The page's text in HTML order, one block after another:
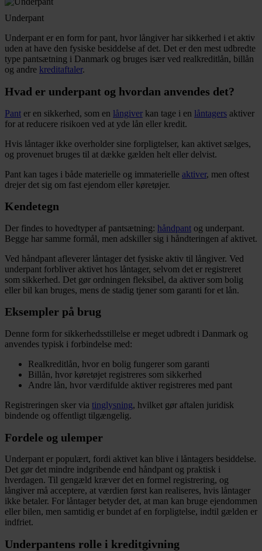
Underpant
Underpant er en form for pant, hvor långiver har sikkerhed i et aktiv
uden at have den fysiske besiddelse af det. Det er den mest udbredte
type pantsætning i Danmark og bruges især ved realkreditlån, billån
og andre kreditaftaler.
Hvad er underpant og hvordan anvendes det?
Pant er en sikkerhed, som en långiver kan tage i en låntagers aktiver
for at reducere risikoen ved at yde lån eller kredit.
Hvis låntager ikke overholder sine forpligtelser, kan aktivet sælges,
og provenuet bruges til at dække gælden helt eller delvist.
Pant kan tages i både materielle og immaterielle aktiver, men oftest
drejer det sig om fast ejendom eller køretøjer.
Kendetegn
Der findes to hovedtyper af pantsætning: håndpant og underpant.
Begge har samme formål, men adskiller sig i håndteringen af aktivet.
Ved håndpant afleverer låntager det fysiske aktiv til långiver. Ved
underpant forbliver aktivet hos låntager, selvom det er registreret
som sikkerhed. Det gør ordningen fleksibel, da aktiver som bolig
eller bil kan bruges, mens de stadig tjener som garanti for et lån.
Eksempler på brug
Denne form for sikkerhedsstillelse er meget udbredt i Danmark og
anvendes typisk i forbindelse med:
Realkreditlån, hvor en bolig fungerer som garanti
Billån, hvor køretøjet registreres som sikkerhed
Andre lån, hvor værdifulde aktiver registreres med pant
Registreringen sker via tinglysning, hvilket gør aftalen juridisk
bindende og offentligt tilgængelig.
Fordele og ulemper
Underpant er populært, fordi aktivet kan blive i låntagers besiddelse.
Det gør det mindre indgribende end håndpant og praktisk i
hverdagen. Til gengæld kræver det en formel registrering, og
långiver må acceptere, at værdien først kan realiseres, hvis låntager
ikke betaler. For låntager betyder det, at man kan bruge ejendommen
eller bilen, men samtidig er bundet af en forpligtelse, indtil gælden er
indfriet.
Underpantens rolle i kreditgivning